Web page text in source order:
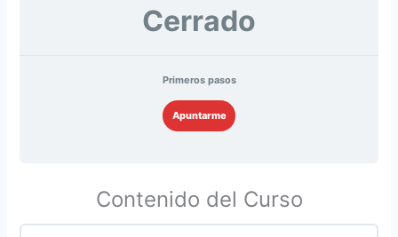
Cerrado
Primeros pasos
Apuntarme
Contenido del Curso